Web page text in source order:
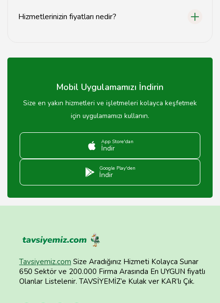
Hizmetlerinizin fiyatları nedir?
göstermektedir.
Mobil Uygulamamızı İndirin
Size en yakın hizmetleri ve işletmeleri kolayca keşfetmek
için uygulamamızı kullanın.
App Store'dan
İndir
Google Play'den
İndir
Tavsiyemiz.com Size Aradığınız Hizmeti Kolayca Sunar
650 Sektör ve 200.000 Firma Arasında En UYGUN fiyatlı
Olanlar Listelenir. TAVSİYEMİZ’e Kulak ver KAR’lı Çık.